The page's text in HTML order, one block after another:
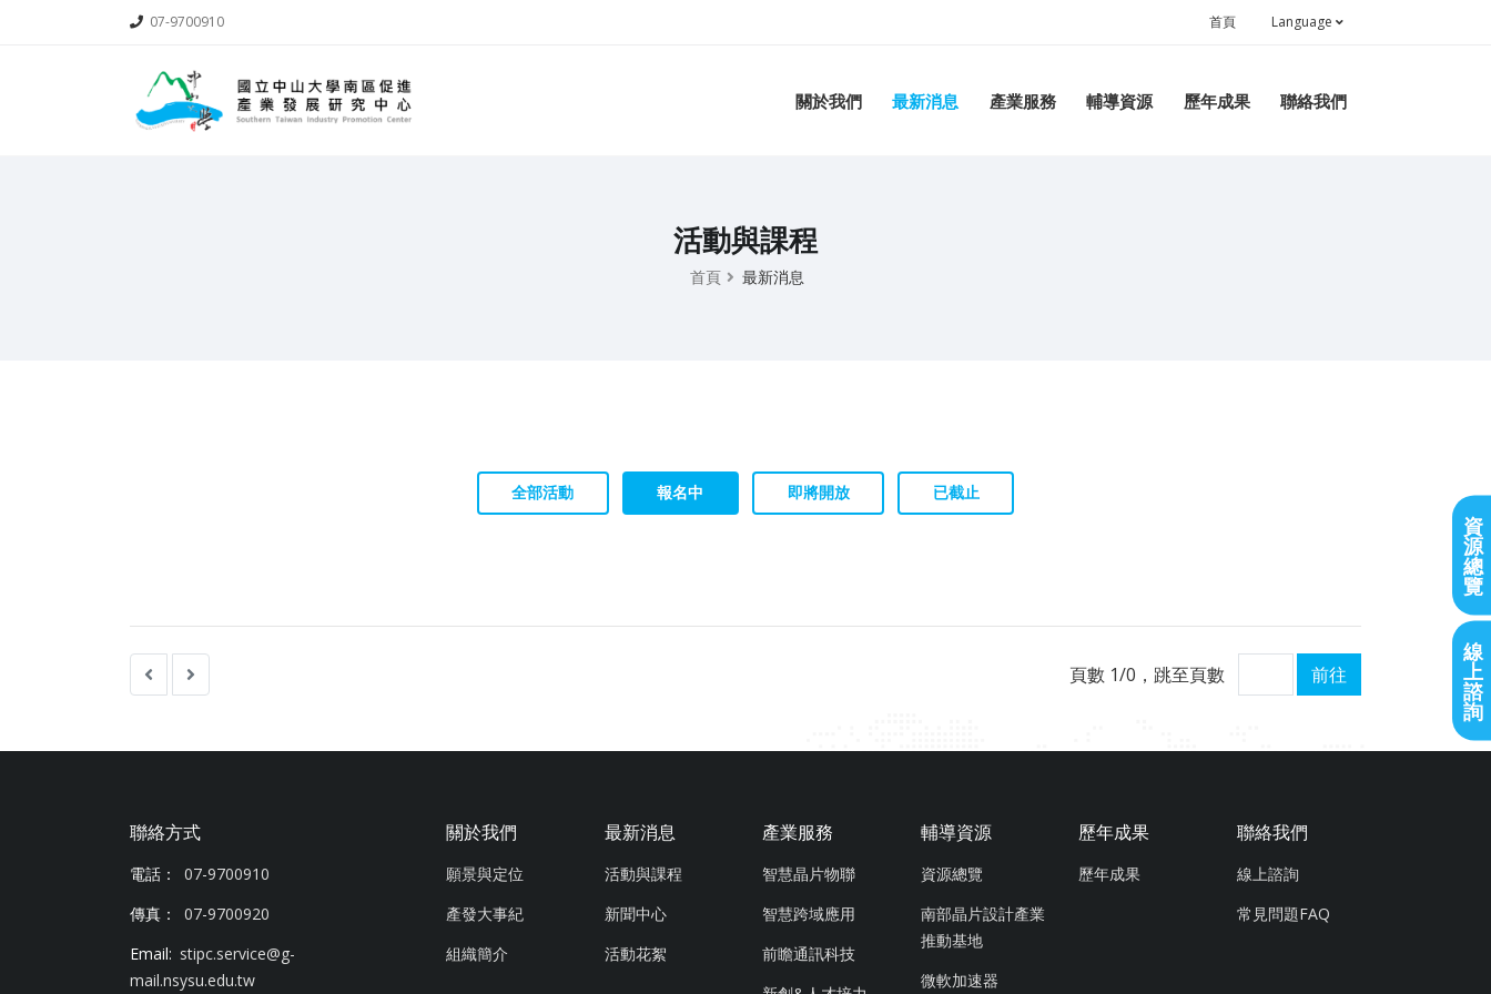
07-9700910 首頁 Language
關於我們 最新消息 產業服務 輔導資源 歷年成果 聯絡我們
活動與課程
首頁 最新消息
全部活動 報名中 即將開放 已截止
頁數 1/0，跳至頁數 前往
聯絡方式
電話：
07-9700910
傳真：
07-9700920
Email: stipc.service@g-
mail.nsysu.edu.tw
關於我們
願景與定位
產發大事紀
組織簡介
最新消息
活動與課程
新聞中心
活動花絮
產業服務
智慧晶片物聯
智慧跨域應用
前瞻通訊科技
輔導資源
資源總覽
南部晶片設計產業
推動基地
微軟加速器
歷年成果
歷年成果
聯絡我們
線上諮詢
常見問題FAQ
資
源
總
覽
線
上
諮
詢